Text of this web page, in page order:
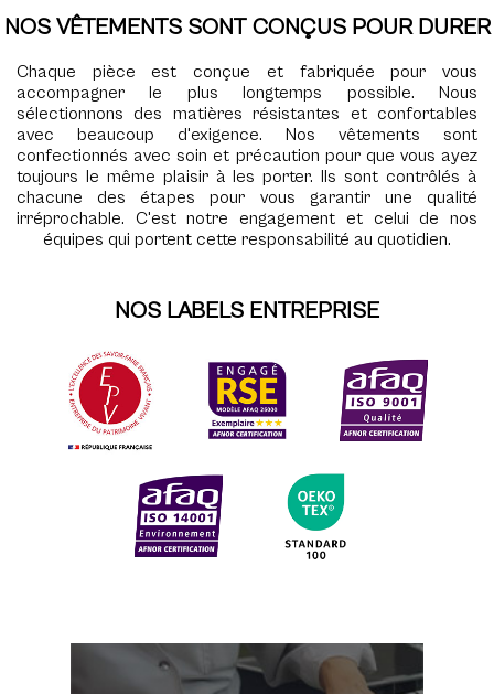
NOS VÊTEMENTS SONT CONÇUS POUR DURER
Chaque pièce est conçue et fabriquée pour vous
accompagner le plus longtemps possible. Nous
sélectionnons des matières résistantes et confortables
avec beaucoup d'exigence. Nos vêtements sont
confectionnés avec soin et précaution pour que vous ayez
toujours le même plaisir à les porter. Ils sont contrôlés à
chacune des étapes pour vous garantir une qualité
irréprochable. C'est notre engagement et celui de nos
équipes qui portent cette responsabilité au quotidien.
NOS LABELS ENTREPRISE